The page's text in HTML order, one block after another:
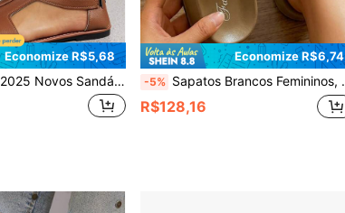
Economize R$5,68
2025 Novos Sandálias Planas de Verão para Mulheres Plus Size, Antiderrapante, Bico Redondo, Casual da Moda
Economize R$6,74
-5% Sapatos Brancos Femininos, Sandálias Femininas Confortáveis, Chinelos de Verão, Praia, Férias, Sandálias de Praia, Sapatos, Sandálias Femininas de Dedo Aberto com Sola Grossa, Chinelos Brancos Femininos com Sola Grossa, Sandálias Femininas
R$128,16